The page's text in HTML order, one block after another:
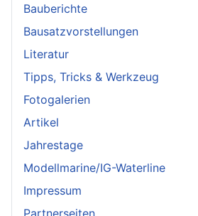
Bauberichte
Bausatzvorstellungen
Literatur
Tipps, Tricks & Werkzeug
Fotogalerien
Artikel
Jahrestage
Modellmarine/IG-Waterline
Impressum
Partnerseiten